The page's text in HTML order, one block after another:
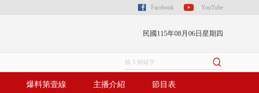
Facebook YouTube
民國115年08月06日星期四
爆料第壹線 主播介紹 節目表